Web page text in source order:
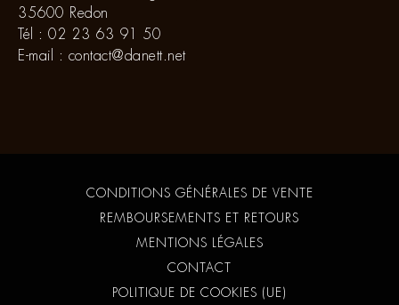
35600 Redon
Tél : 02 23 63 91 50
E-mail : contact@danett.net
CONDITIONS GÉNÉRALES DE VENTE
REMBOURSEMENTS ET RETOURS
MENTIONS LÉGALES
CONTACT
POLITIQUE DE COOKIES (UE)